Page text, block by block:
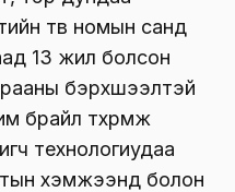
төв номын санд
13 жил болсон
бэрхшээлтэй
төхөөрөмж
технологиудаа
хэмжээнд болон